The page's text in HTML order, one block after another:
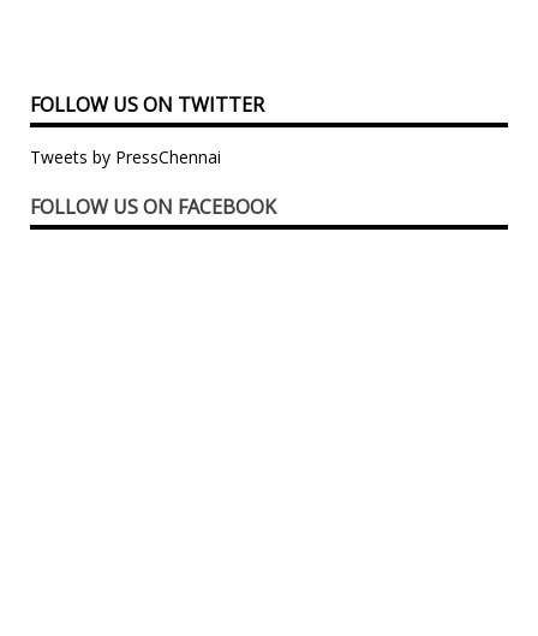
FOLLOW US ON TWITTER
Tweets by PressChennai
FOLLOW US ON FACEBOOK